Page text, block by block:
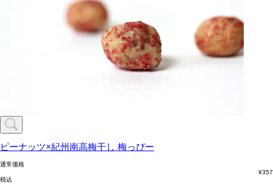
ピーナッツ×紀州南高梅干し 梅っぴー
通常価格
¥357
税込